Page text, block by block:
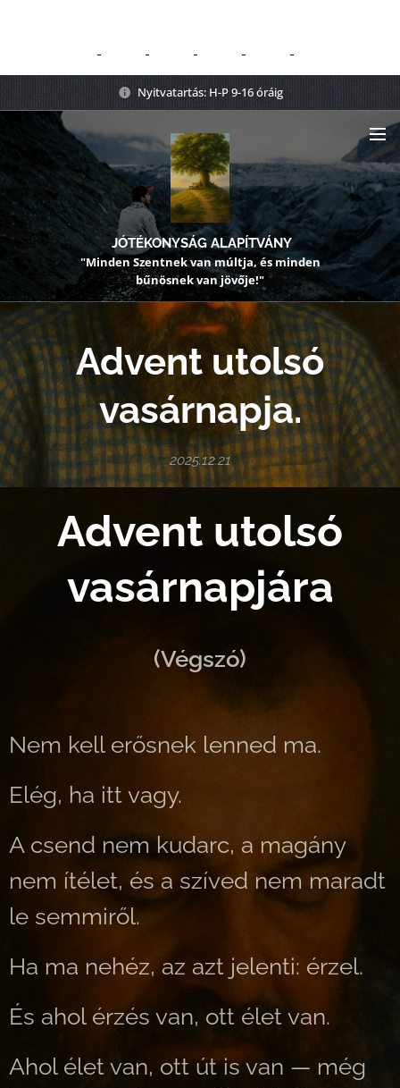
Nyitvatartás: H-P 9-16 óráig
JÓTÉKONYSÁG ALAPÍTVÁNY
"Minden Szentnek van múltja, és minden
bűnösnek van jövője!"
Advent utolsó
vasárnapja.
2025.12.21
Advent utolsó
vasárnapjára
(Végszó)
Nem kell erősnek lenned ma.
Elég, ha itt vagy.
A csend nem kudarc, a magány
nem ítélet, és a szíved nem maradt
le semmiről.
Ha ma nehéz, az azt jelenti: érzel.
És ahol érzés van, ott élet van.
Ahol élet van, ott út is van — még